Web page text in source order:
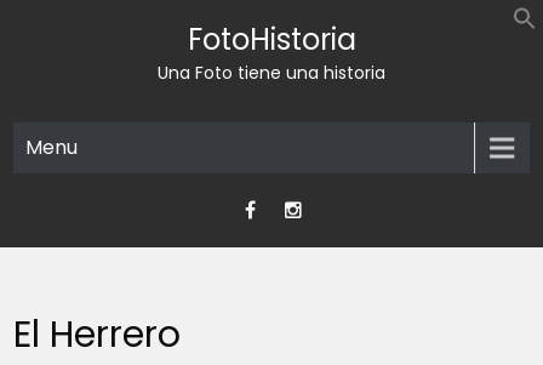
FotoHistoria
Una Foto tiene una historia
Menu
El Herrero